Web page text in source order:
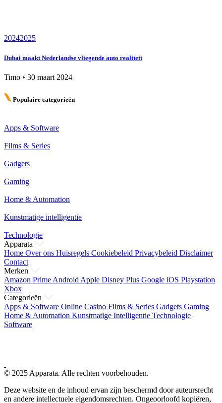
20242025
Dubai maakt Nederlandse vliegende auto realiteit
Timo • 30 maart 2024
Populaire categorieën
Apps & Software
Films & Series
Gadgets
Gaming
Home & Automation
Kunstmatige intelligentie
Technologie
Apparata
Home Over ons Huisregels Cookiebeleid Privacybeleid Disclaimer
Contact
Merken
Amazon Prime Android Apple Disney Plus Google iOS Playstation
Xbox
Categorieën
Apps & Software Online Casino Films & Series Gadgets Gaming
Home & Automation Kunstmatige Intelligentie Technologie
Software
© 2025 Apparata. Alle rechten voorbehouden.
Deze website en de inhoud ervan zijn beschermd door auteursrecht
en andere intellectuele eigendomsrechten. Ongeoorloofd kopiëren,